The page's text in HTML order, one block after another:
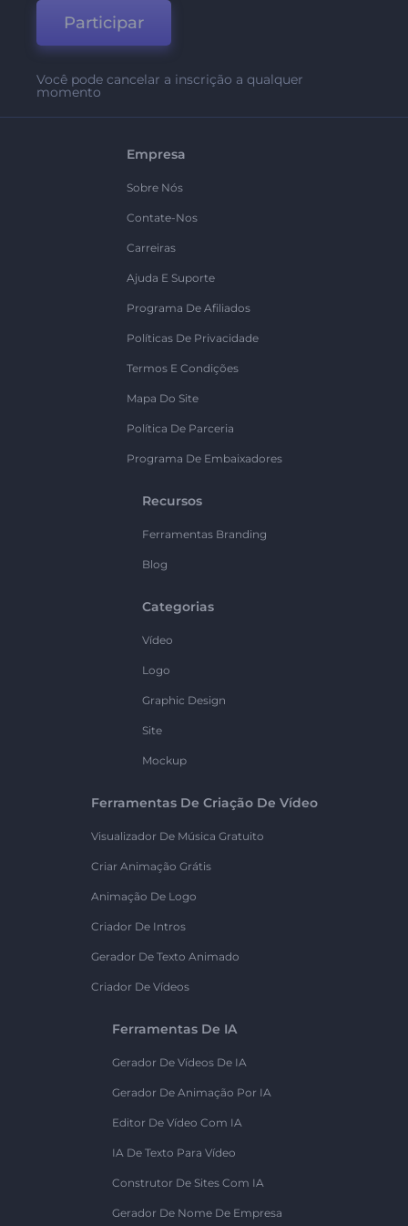
Participar
Você pode cancelar a inscrição a qualquer
momento
Empresa
Sobre Nós
Contate-Nos
Carreiras
Ajuda E Suporte
Programa De Afiliados
Políticas De Privacidade
Termos E Condições
Mapa Do Site
Política De Parceria
Programa De Embaixadores
Recursos
Ferramentas Branding
Blog
Categorias
Vídeo
Logo
Graphic Design
Site
Mockup
Ferramentas De Criação De Vídeo
Visualizador De Música Gratuito
Criar Animação Grátis
Animação De Logo
Criador De Intros
Gerador De Texto Animado
Criador De Vídeos
Ferramentas De IA
Gerador De Vídeos De IA
Gerador De Animação Por IA
Editor De Vídeo Com IA
IA De Texto Para Vídeo
Construtor De Sites Com IA
Gerador De Nome De Empresa